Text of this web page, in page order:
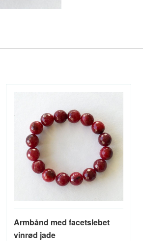
Armbånd med facetslebet
vinrød jade